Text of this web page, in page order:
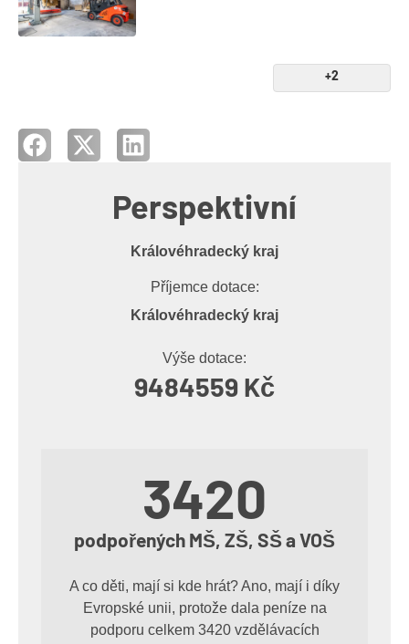
+2
Perspektivní
Královéhradecký kraj
Příjemce dotace:
Královéhradecký kraj
Výše dotace:
9484559 Kč
3420
podpořených MŠ, ZŠ, SŠ a VOŠ
A co děti, mají si kde hrát? Ano, mají i díky
Evropské unii, protože dala peníze na
podporu celkem 3420 vzdělávacích